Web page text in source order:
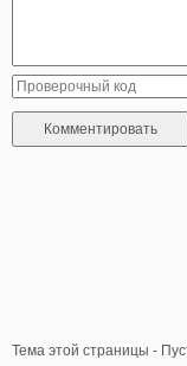
Тема этой страницы -